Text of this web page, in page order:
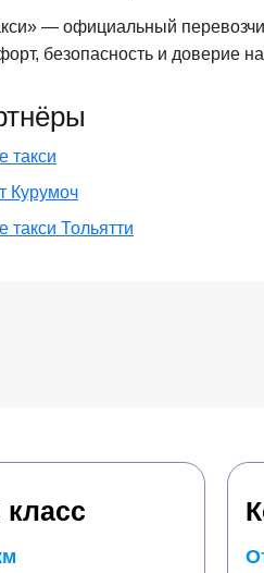
— официальный
безопасность и доверие
такси
Курумоч
такси Тольятти